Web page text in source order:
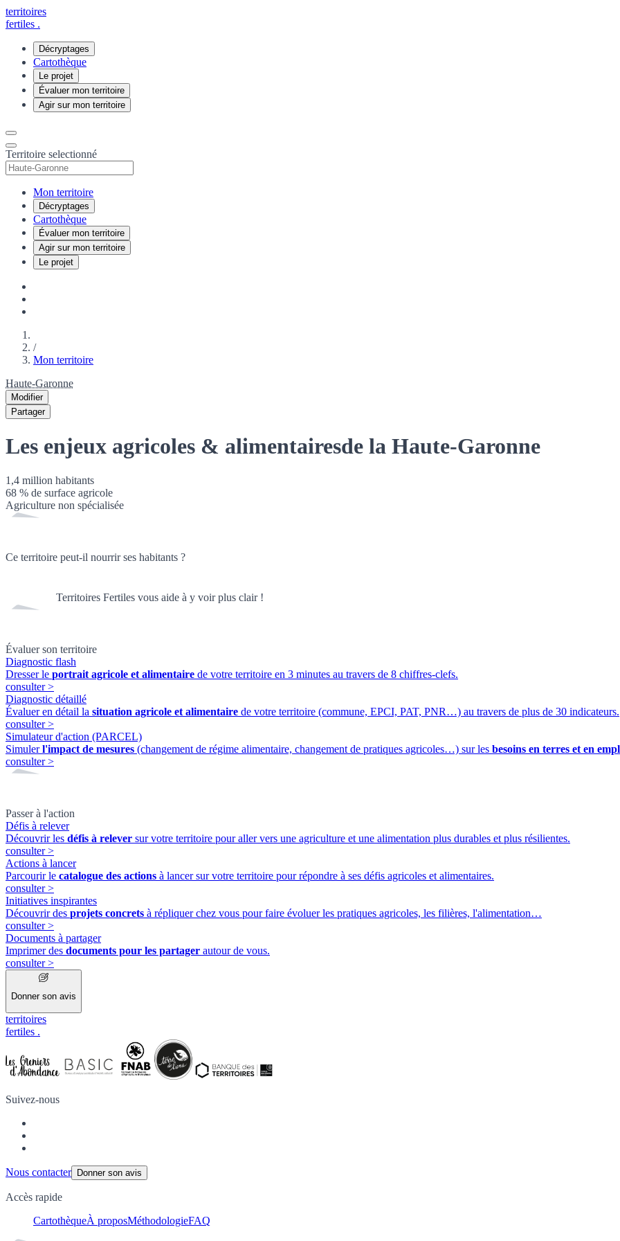
territoires
fertiles .
Décryptages
Cartothèque
Le projet
Évaluer mon territoire
Agir sur mon territoire
Territoire selectionné
Mon territoire
Décryptages
Cartothèque
Évaluer mon territoire
Agir sur mon territoire
Le projet
/
Mon territoire
Haute-Garonne
Modifier
Partager
Les enjeux agricoles & alimentairesde la Haute-Garonne
1,4 million habitants
68 % de surface agricole
Agriculture non spécialisée
Ce territoire peut-il nourrir ses habitants ?
Territoires Fertiles vous aide à y voir plus clair !
Évaluer son territoire
Diagnostic flash
Dresser le portrait agricole et alimentaire de votre territoire en 3 minutes au travers de 8 chiffres-clefs.
consulter>
Diagnostic détaillé
Évaluer en détail la situation agricole et alimentaire de votre territoire (commune, EPCI, PAT, PNR…) au travers de plus de 30 indicateurs.
consulter>
Simulateur d'action (PARCEL)
Simulerl'impact de mesures (changement de régime alimentaire, changement de pratiques agricoles…) sur les besoins en terres et en
consulter>
Passer à l'action
Défis à relever
Découvrir les défis à relever sur votre territoire pour aller vers une agriculture et une alimentation plus durables et plus résilientes.
consulter>
Actions à lancer
Parcourir le catalogue des actions à lancer sur votre territoire pour répondre à ses défis agricoles et alimentaires.
consulter>
Initiatives inspirantes
Découvrir des projets concrets à répliquer chez vous pour faire évoluer les pratiques agricoles, les filières, l'alimentation…
consulter>
Documents à partager
Imprimer des documents pour les partager autour de vous.
consulter>
Donner son avis
territoires
fertiles .
Suivez-nous
Nous contacter Donner son avis
Accès rapide
CartothèqueÀ proposMéthodologieFAQ